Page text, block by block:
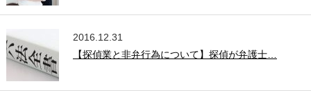
2016.12.31
【探偵業と非弁行為について】探偵が弁護士…